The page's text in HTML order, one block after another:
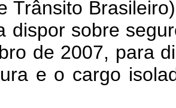
Trânsito
dispor sobre
de 2007, para
e o cargo